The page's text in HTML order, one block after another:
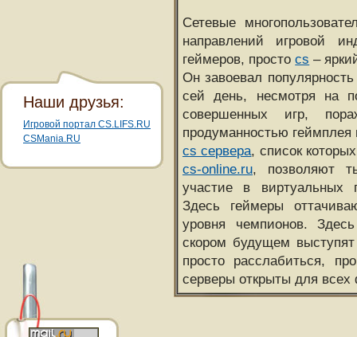
Сетевые
направлений игровой
геймеров, простоcs –
Он завоевал
сей день, несмотря на
совершенных игр,
продуманностью
cs сервера, список
cs-online.ru, позволяют
участие в виртуальных
Здесь геймеры
уровня чемпионов.
скором будущем
просто расслабиться,
серверы открыты для всех
Наши друзья:
Игровой портал CS.LIFS.RU
CSMania.RU